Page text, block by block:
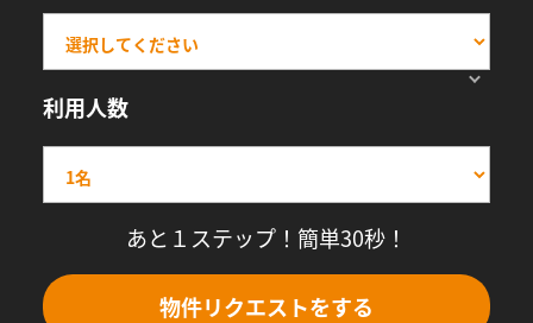
利用人数
あと１ステップ！簡単30秒！
物件リクエストをする